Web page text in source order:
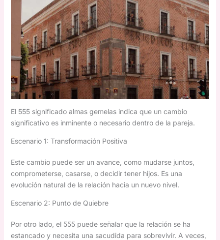
El 555 significado almas gemelas indica que un cambio
significativo es inminente o necesario dentro de la pareja.
Escenario 1: Transformación Positiva
Este cambio puede ser un avance, como mudarse juntos,
comprometerse, casarse, o decidir tener hijos. Es una
evolución natural de la relación hacia un nuevo nivel.
Escenario 2: Punto de Quiebre
Por otro lado, el 555 puede señalar que la relación se ha
estancado y necesita una sacudida para sobrevivir. A veces,